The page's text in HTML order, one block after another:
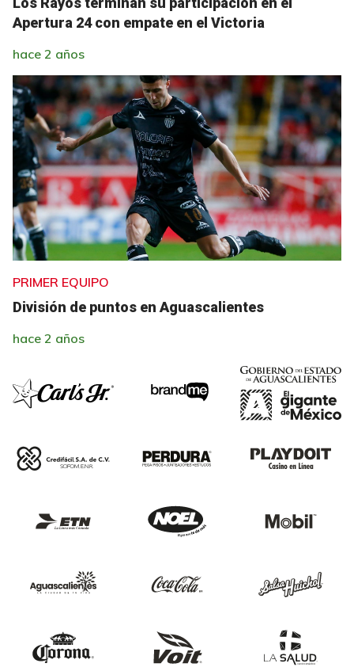
Apertura 24 con empate en el Victoria
hace 2 años
PRIMER EQUIPO
División de puntos en Aguascalientes
hace 2 años